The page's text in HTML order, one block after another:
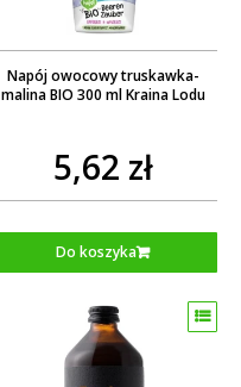
Napój owocowy truskawka-
malina BIO 300 ml Kraina Lodu
5,62 zł
Do koszyka